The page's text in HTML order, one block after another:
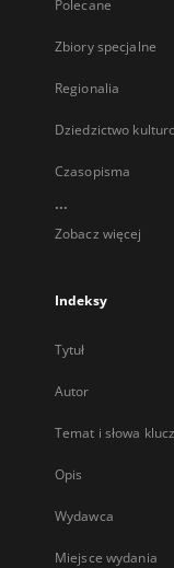
Polecane
Zbiory specjalne
Regionalia
Dziedzictwo
Czasopisma
...
Zobacz więcej
Indeksy
Tytuł
Autor
Temat i słowa
Opis
Wydawca
Miejsce wydania